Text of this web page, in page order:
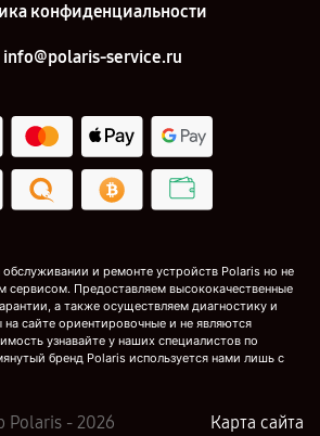
конфиденциальности
info@polaris-service.ru
и ремонте устройств Polaris но не
сервисом. Предоставляем высококачественные
а также осуществляем диагностику и
сайте ориентировочные и не являются
узнавайте у наших специалистов по
бренд Polaris используется нами лишь с
Polaris - 2026 Карта сайта